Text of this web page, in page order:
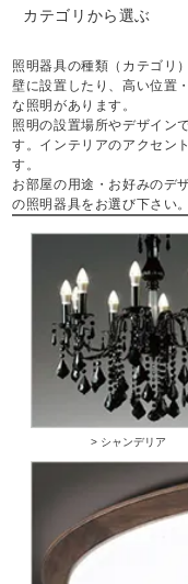
カテゴリから選ぶ
照明器具の種類（カテゴリ
壁に設置したり、高い位置
な照明があります。
照明の設置場所やデザイン
す。インテリアのアクセン
す。
お部屋の用途・お好みのデ
の照明器具をお選び下さい。
> シャンデリア